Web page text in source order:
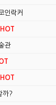
인락커
관
까?